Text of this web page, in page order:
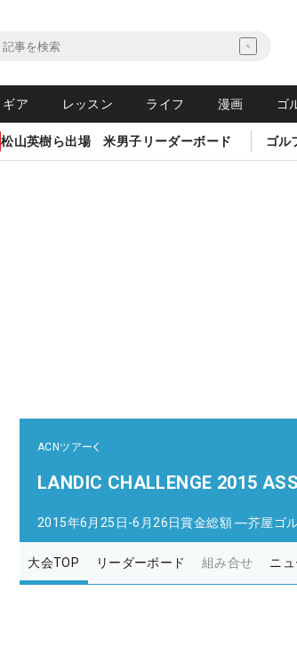
ギア レッスン ライフ 漫画 ゴ
松山英樹ら出場 米男子リーダーボード ゴル
ACNツアー
LANDIC CHALLENGE 2015
2015年6月25日-6月26日賞金総額 ―芥屋ゴ
大会TOP リーダーボード 組み合せ ニュ